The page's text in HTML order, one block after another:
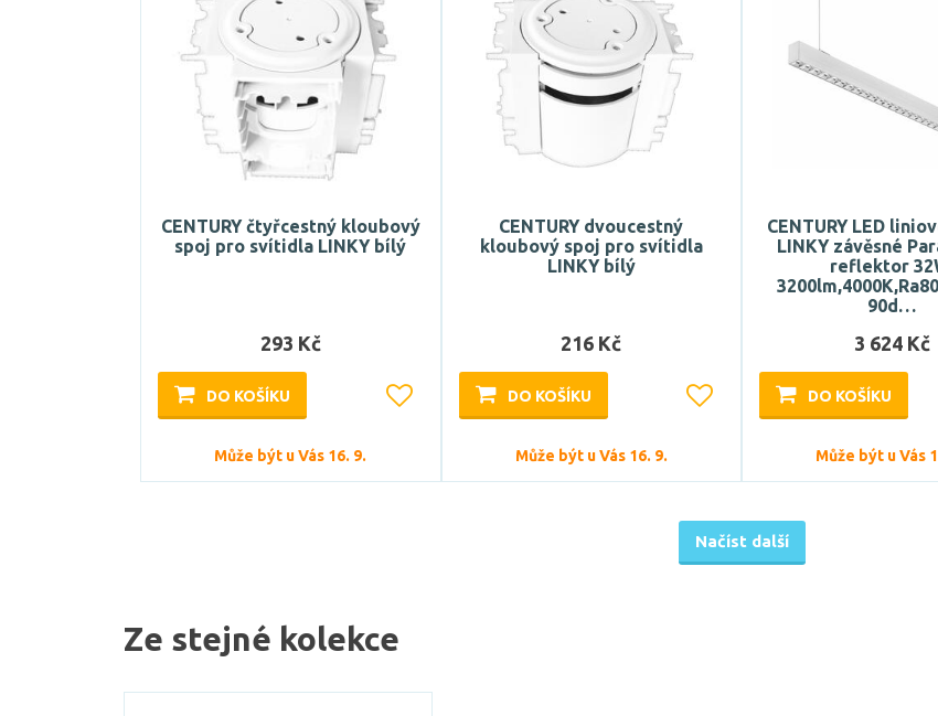
CENTURY čtyřcestný kloubový
spoj pro svítidla LINKY bílý
293 Kč
DO KOŠÍKU
Může být u Vás 16. 9.
CENTURY dvoucestný
kloubový spoj pro svítidla
LINKY bílý
216 Kč
DO KOŠÍKU
Může být u Vás 16. 9.
CENTURY LED
LINKY závěsné
reflektor
90d…
3 624 Kč
DO KOŠÍKU
Může být u Vás
Načíst další
Ze stejné kolekce